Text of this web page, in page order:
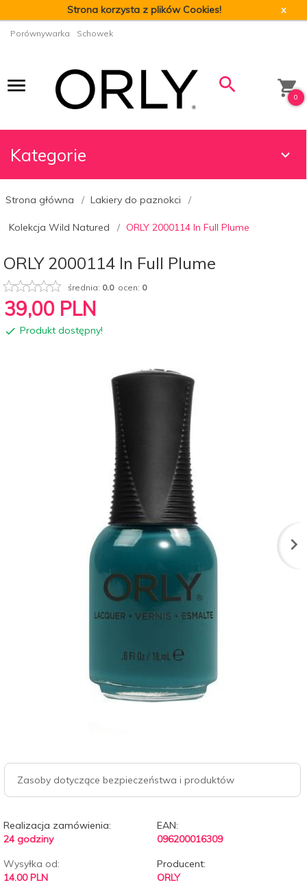
Strona korzysta z plików Cookies! x
Porównywarka Schowek
0
Kategorie
Strona główna Lakiery do paznokci
Kolekcja Wild Natured ORLY 2000114 In Full Plume
ORLY 2000114 In Full Plume
średnia: 0.0ocen: 0
39,00 PLN
Produkt dostępny!
Zasoby dotyczące bezpieczeństwa i produktów
Realizacja zamówienia:
24 godziny
EAN:
096200016309
Wysyłka od:
14.00 PLN
Producent:
ORLY